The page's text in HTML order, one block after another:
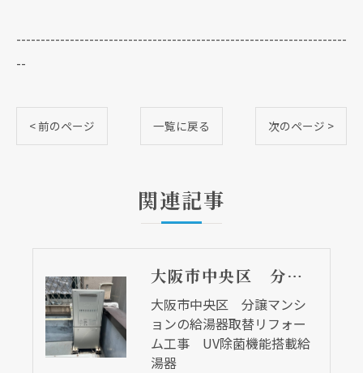
--------------------------------------------------------------------
--
< 前のページ 一覧に戻る 次のページ >
関連記事
大阪市中央区 分譲マンションの給湯器取替リフォーム工事 UV除菌機能搭載給湯器
大阪市中央区 分譲マンシ
ョンの給湯器取替リフォー
ム工事 UV除菌機能搭載給
湯器